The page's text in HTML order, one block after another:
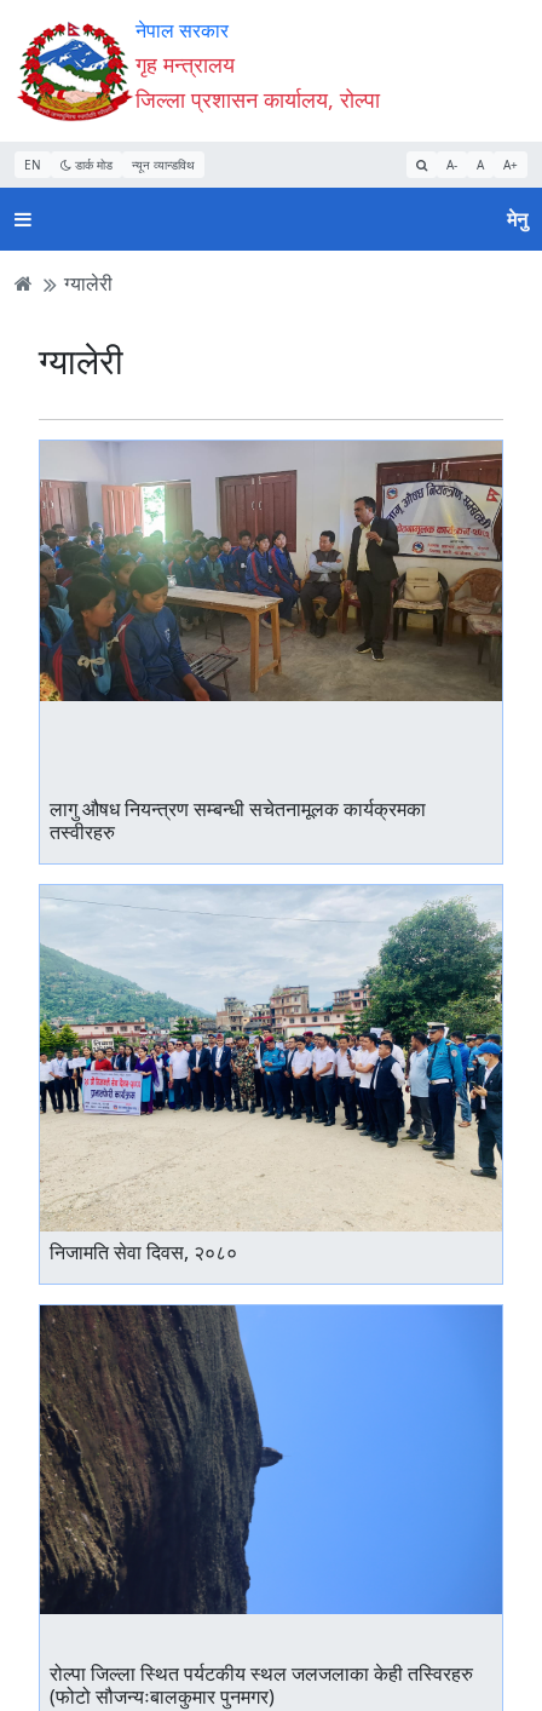
Accessibility
Mode
सुरु
गर्नुहोस्
सामाग्री
पढ्नुहाेस्
नेभिगेसन
पढ्नुहाेस्
वेबसाइट
खोजमा
जानुहोस्
नेपाल सरकार
गृह मन्त्रालय
जिल्ला प्रशासन कार्यालय, रोल्पा
EN डार्क मोड न्यून व्यान्डविथ A- A A+
मेनु
ग्यालेरी
ग्यालेरी
लागु औषध नियन्त्रण सम्बन्धी सचेतनामूलक कार्यक्रमका
तस्वीरहरु
निजामति सेवा दिवस, २०८०
रोल्पा जिल्ला स्थित पर्यटकीय स्थल जलजलाका केही तस्विरहरु
(फोटो सौजन्यःबालकुमार पुनमगर)